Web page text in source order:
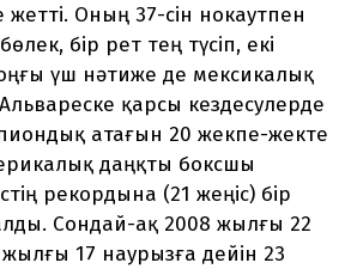
жетті. Оның 37-сін нокаутпен
бір рет тең түсіп, екі
үш нәтиже де мексикалық
қарсы кездесулерде
атағын 20 жекпе-жекте
даңқты боксшы
рекордына (21 жеңіс) бір
Сондай-ақ 2008 жылғы 22
17 наурызға дейін 23